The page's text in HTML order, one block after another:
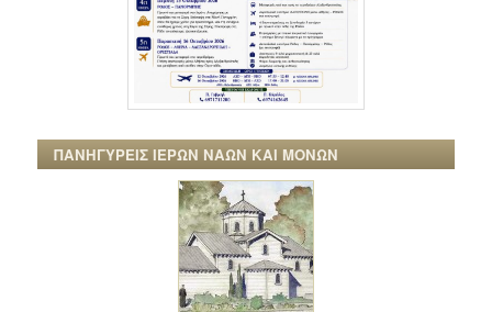
ΠΑΝΗΓΥΡΕΙΣ ΙΕΡΩΝ ΝΑΩΝ ΚΑΙ ΜΟΝΩΝ